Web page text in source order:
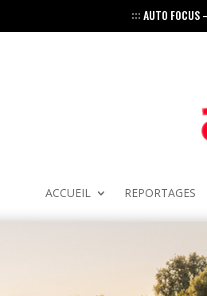
::: AUTO
ACCUEIL REPORTAGES